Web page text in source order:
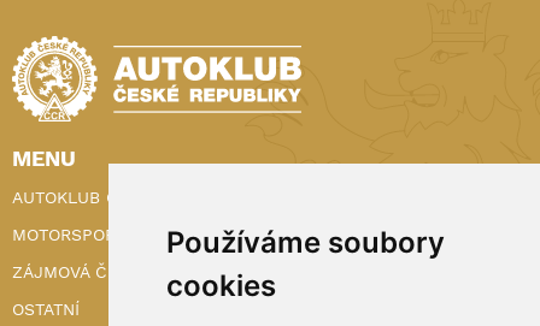
Používáme soubory
cookies
MENU
AUTOKLUB ČR
MOTORSPORT
ZÁJMOVÁ ČINNOST
OSTATNÍ